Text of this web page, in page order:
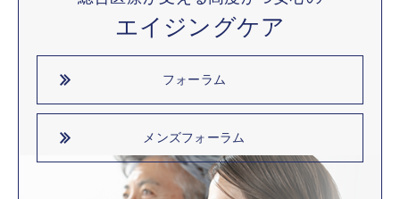
エイジングケア
フォーラム
メンズフォーラム